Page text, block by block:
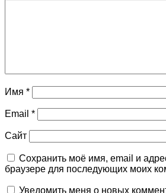
Имя *
Email *
Сайт
Сохранить моё имя, email и
браузере для последующих моих
Уведомить меня о новых